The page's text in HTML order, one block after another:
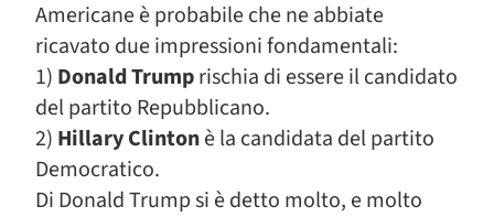
Americane è probabile che ne abbiate
ricavato due impressioni fondamentali:
1) Donald Trumprischia di essere il candidato
del partito Repubblicano.
2) Hillary Clintonè la candidata del partito
Democratico.
Di Donald Trump si è detto molto, e molto